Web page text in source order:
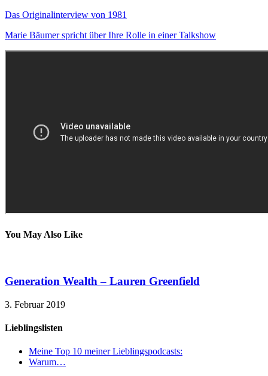
Das Originalinterview von 1981
Marie Bäumer spricht über Ihre Rolle in einer Talkshow
You May Also Like
Generation Wealth – Lauren Greenfield
3. Februar 2019
Lieblingslisten
Meine Top 10 meiner Lieblingspodcasts:
Warum…